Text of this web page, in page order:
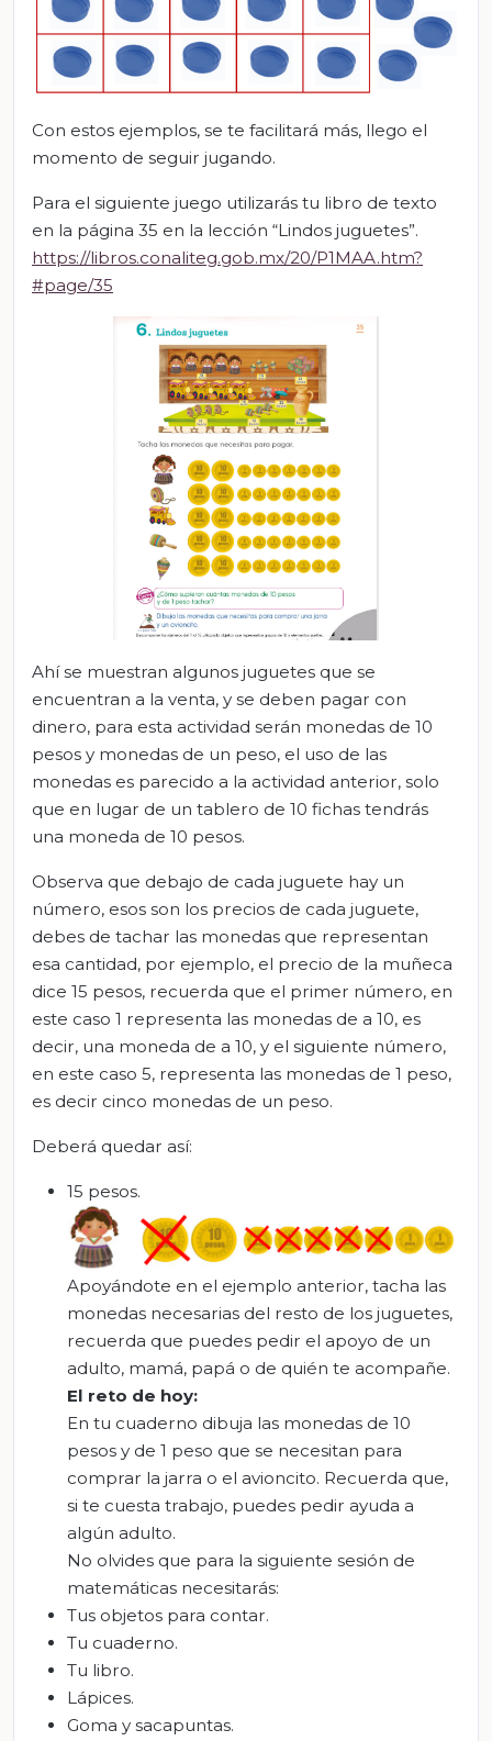
Con estos ejemplos, se te facilitará más, llego el
momento de seguir jugando.
Para el siguiente juego utilizarás tu libro de texto
en la página 35 en la lección “Lindos juguetes”.
https://libros.conaliteg.gob.mx/20/P1MAA.htm?
#page/35
Ahí se muestran algunos juguetes que se
encuentran a la venta, y se deben pagar con
dinero, para esta actividad serán monedas de 10
pesos y monedas de un peso, el uso de las
monedas es parecido a la actividad anterior, solo
que en lugar de un tablero de 10 fichas tendrás
una moneda de 10 pesos.
Observa que debajo de cada juguete hay un
número, esos son los precios de cada juguete,
debes de tachar las monedas que representan
esa cantidad, por ejemplo, el precio de la muñeca
dice 15 pesos, recuerda que el primer número, en
este caso 1 representa las monedas de a 10, es
decir, una moneda de a 10, y el siguiente número,
en este caso 5, representa las monedas de 1 peso,
es decir cinco monedas de un peso.
Deberá quedar así:
15 pesos.
Apoyándote en el ejemplo anterior, tacha las
monedas necesarias del resto de los juguetes,
recuerda que puedes pedir el apoyo de un
adulto, mamá, papá o de quién te acompañe.
El reto de hoy:
En tu cuaderno dibuja las monedas de 10
pesos y de 1 peso que se necesitan para
comprar la jarra o el avioncito. Recuerda que,
si te cuesta trabajo, puedes pedir ayuda a
algún adulto.
No olvides que para la siguiente sesión de
matemáticas necesitarás:
Tus objetos para contar.
Tu cuaderno.
Tu libro.
Lápices.
Goma y sacapuntas.